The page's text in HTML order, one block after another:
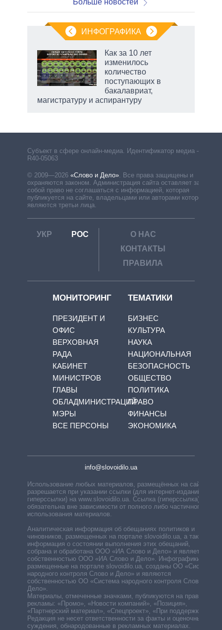
ИНФОГРАФИКА
Как за 10 лет
изменилось
количество
поступающих в
бакалавриат,
магистратуру и аспирантуру
Субъект в сфере онлайн-медиа. Идентификатор медиа –
R40-05063
© 2009—2026 «Слово и Дело»
Все права защищены и
охраняются законом. Администрация сайта оставляет за
собой право не соглашаться с информацией, которая
публикуется на сайте, владельцами или авторами которой
являются третьи лица.
УКР РОС
О НАС
КОНТАКТЫ
ПРАВИЛА
МОНИТОРИНГ
ПРЕЗИДЕНТ И
ОФИС
ВЕРХОВНАЯ
РАДА
КАБИНЕТ
МИНИСТРОВ
ГЛАВЫ
ОБЛАДМИНИСТРАЦИЙ
МЭРЫ
ВСЕ ПЕРСОНЫ
ТЕМАТИКИ
БИЗНЕС
КУЛЬТУРА
НАУКА
НАЦИОНАЛЬНАЯ
БЕЗОПАСНОСТЬ
ОБЩЕСТВО
ПОЛИТИКА
ПРАВО
ФИНАНСЫ
ЭКОНОМИКА
info@slovoidilo.ua
Использование любых материалов, размещённых на сайте,
разрешается при указании ссылки (для интернет-изданий —
гиперссылки) на www.slovoidilo.ua. Ссылка (гиперссылка)
обязательна вне зависимости от полного либо частичного
использования материалов.
Аналитическая информация об обещаниях политиков и
чиновников, размещенных на портале slovoidilo.ua, а также
информация о состоянии выполнения этих обещаний,
собрана и обработана ООО «ИА Слово и Дело» и является
собственностью ООО «ИА Слово и Дело». Инфографики,
размещенные на портале slovoidilo.ua, созданы ОО «Система
народного контроля Слово и Дело» и являются
собственностью ОО «Система народного контроля Слово и
Дело».
Материалы, отмеченные значками, публикуются на правах
рекламы: «Промо», «Новости компаний», «Позиция»,
«Партнерский материал», «Спецпроект», «При поддержке».
Редакция не несет ответственности за факты и оценочные
суждения, обнародованные в рекламных материалах.